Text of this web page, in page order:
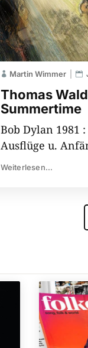
Thomas
Summertime
Martin Wimmer
Bob Dylan 1981
Ausflüge u.
Weiterlesen...